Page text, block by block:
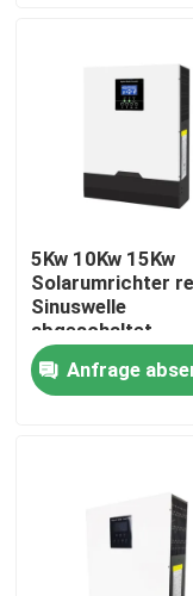
Fabrik Tour
Kontakt
Batterie des
5Kw 10Kw 15Kw
Solarumrichter
Sinuswelle
abgeschaltet
3 PhaseAnfrage